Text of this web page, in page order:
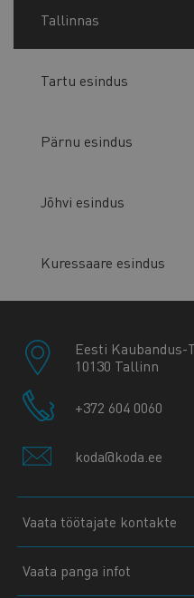
Tallinnas
Tartu esindus
Pärnu esindus
Jõhvi esindus
Kuressaare esindus
Eesti Kaubandus-
10130 Tallinn
+372 604 0060
koda@koda.ee
Vaata töötajate kontakte
Vaata panga infot